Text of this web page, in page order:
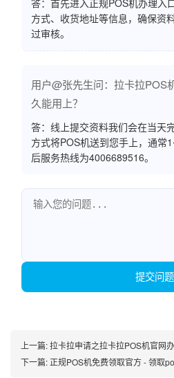
答：首先进入正规POS机办理入
方式、收货地址等信息，确保资
过审核。
用户@张先生问：拉卡拉POS
久能用上？
答：线上提交资料我们会在当天
方式将POS机送到您手上，通常
后服务热线为4006689516。
提交问题
上一篇:拉卡拉申请之拉卡拉POS机官网
下一篇: 正规POS机免费领取官方 - 领取